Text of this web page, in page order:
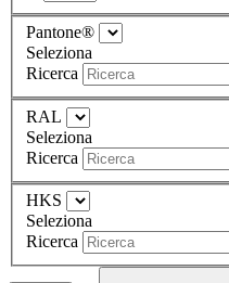
Pantone®
Seleziona
Ricerca
RAL
Seleziona
Ricerca
HKS
Seleziona
Ricerca